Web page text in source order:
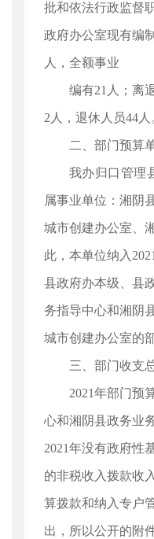
批和依法行政监督
政府办公室现有编
人，全额事业
编有21人；离
2人，退休人员44人
二、部门预算
我办归口管理
属事业单位：湘阴
城市创建办公室、
此，本单位纳入
县政府办本级、县
务指导中心和湘阴
城市创建办公室的
三、部门收支
2021年部门预
心和湘阴县政务业
2021年没有政府性
的非税收入拨款收
算拨款和纳入专户
出，所以公开的附